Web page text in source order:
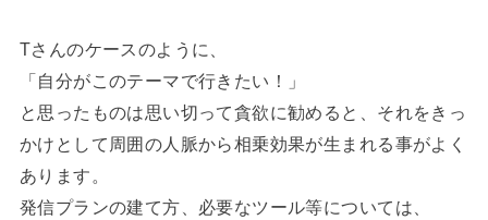
Tさんのケースのように、
「自分がこのテーマで行きたい！」
と思ったものは思い切って貪欲に勧めると、それをきっ
かけとして周囲の人脈から相乗効果が生まれる事がよく
あります。
発信プランの建て方、必要なツール等については、